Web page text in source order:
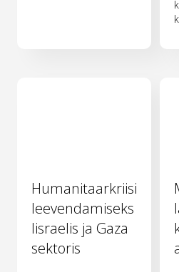
Humanitaarkriisi
leevendamiseks
Iisraelis ja Gaza
sektoris